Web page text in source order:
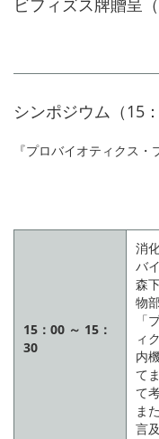
ビフィズス牌贈呈
シンポジウム（15
『プロバイオティクス・
15：00 ～ 15：
30
消
バ
森
物部
「
ィ
内
て
て
ま
言